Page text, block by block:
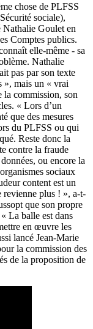
chose de PLFSS
sociale),
Nathalie Goulet en
Comptes publics.
elle-même - sa
Nathalie
pas par son texte
», mais un « vrai
la commission, son
« Lors d’un
que des mesures
du PLFSS ou qui
Reste donc la
contre la fraude
ou encore la
sociaux
content est un
revienne plus ! », a-t-
que son propre
La balle est dans
en œuvre les
lancé Jean-Marie
la commission des
de la proposition de